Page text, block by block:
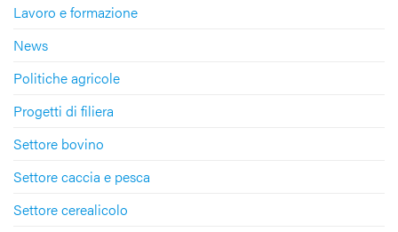
Lavoro e formazione
News
Politiche agricole
Progetti di filiera
Settore bovino
Settore caccia e pesca
Settore cerealicolo